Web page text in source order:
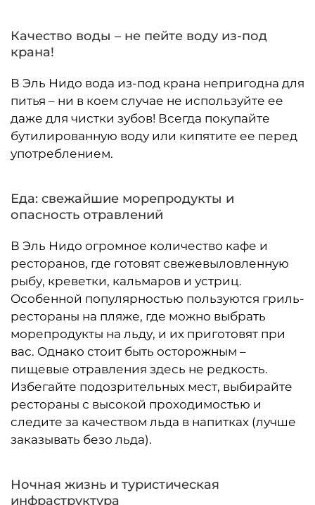
Качество воды – не пейте воду из-под
крана!
В Эль Нидо вода из-под крана непригодна для
питья – ни в коем случае не используйте ее
даже для чистки зубов! Всегда покупайте
бутилированную воду или кипятите ее перед
употреблением.
Еда: свежайшие морепродукты и
опасность отравлений
В Эль Нидо огромное количество кафе и
ресторанов, где готовят свежевыловленную
рыбу, креветки, кальмаров и устриц.
Особенной популярностью пользуются гриль-
рестораны на пляже, где можно выбрать
морепродукты на льду, и их приготовят при
вас. Однако стоит быть осторожным –
пищевые отравления здесь не редкость.
Избегайте подозрительных мест, выбирайте
рестораны с высокой проходимостью и
следите за качеством льда в напитках (лучше
заказывать безо льда).
Ночная жизнь и туристическая
инфраструктура